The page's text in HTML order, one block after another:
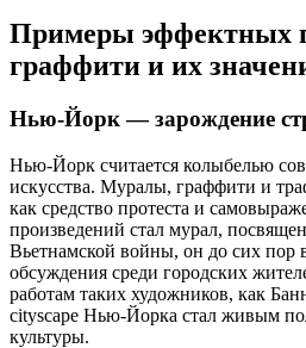
Примеры эффектных
граффити и их
Нью-Йорк — зарождение
Нью-Йорк считается колыбелью
искусства. Муралы, граффити и
как средство протеста и
произведений стал мурал,
Вьетнамской войны, он до сих пор
обсуждения среди городских
работам таких художников, как
cityscape Нью-Йорка стал живым
культуры.